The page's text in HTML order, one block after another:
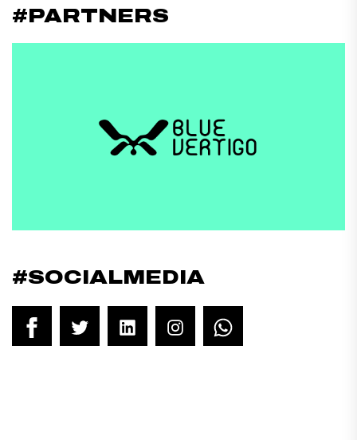
#PARTNERS
#SOCIALMEDIA
FacebookTwitter LinkedInInstagram